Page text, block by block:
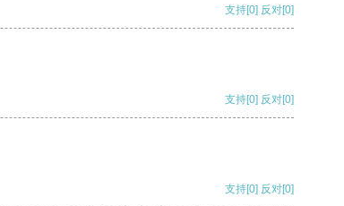
支持[0] 反对[0]
支持[0] 反对[0]
支持[0] 反对[0]